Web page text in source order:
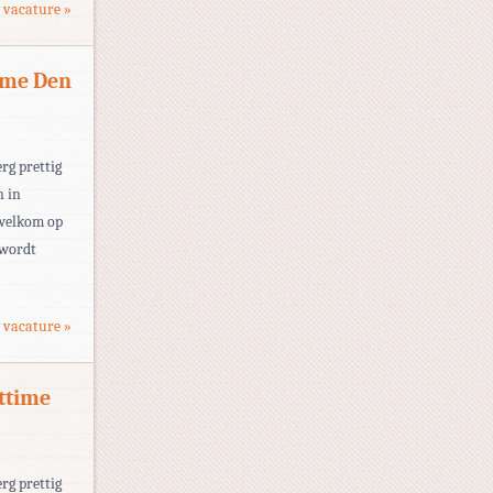
vacature »
Den
prettig
in
op
vacature »
prettig